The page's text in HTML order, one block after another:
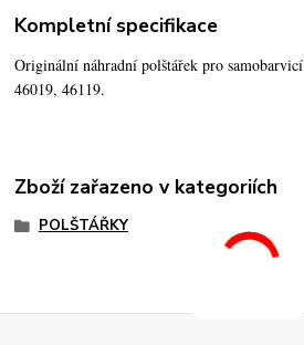
Kompletní specifikace
Originální náhradní polštářek pro
46019, 46119.
Zboží zařazeno v kategoriích
POLŠTÁŘKY